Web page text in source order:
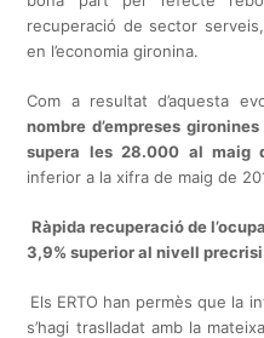
recuperació de sector
en l’economia gironina.
Com a resultat d’aquesta
nombre d’empreses
supera les 28.000 al maig
inferior a la xifra de maig de
Ràpida recuperació de
3,9% superior al nivell precrisi
Els ERTO han permès que la
s’hagi traslladat amb la